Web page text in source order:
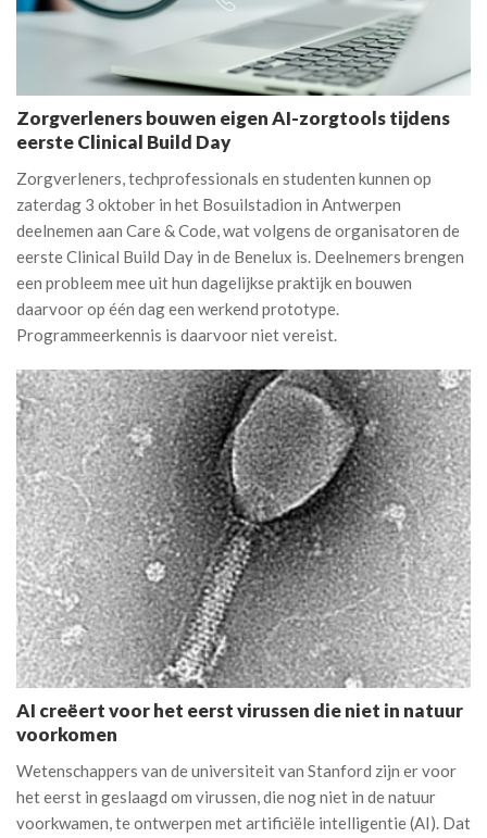
Zorgverleners bouwen eigen AI-zorgtools tijdens
eerste Clinical Build Day
Zorgverleners, techprofessionals en studenten kunnen op
zaterdag 3 oktober in het Bosuilstadion in Antwerpen
deelnemen aan Care & Code, wat volgens de organisatoren de
eerste Clinical Build Day in de Benelux is. Deelnemers brengen
een probleem mee uit hun dagelijkse praktijk en bouwen
daarvoor op één dag een werkend prototype.
Programmeerkennis is daarvoor niet vereist.
AI creëert voor het eerst virussen die niet in natuur
voorkomen
Wetenschappers van de universiteit van Stanford zijn er voor
het eerst in geslaagd om virussen, die nog niet in de natuur
voorkwamen, te ontwerpen met artificiële intelligentie (AI). Dat